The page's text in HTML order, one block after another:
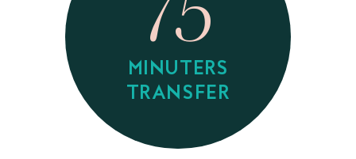
75
MINUTERS
TRANSFER